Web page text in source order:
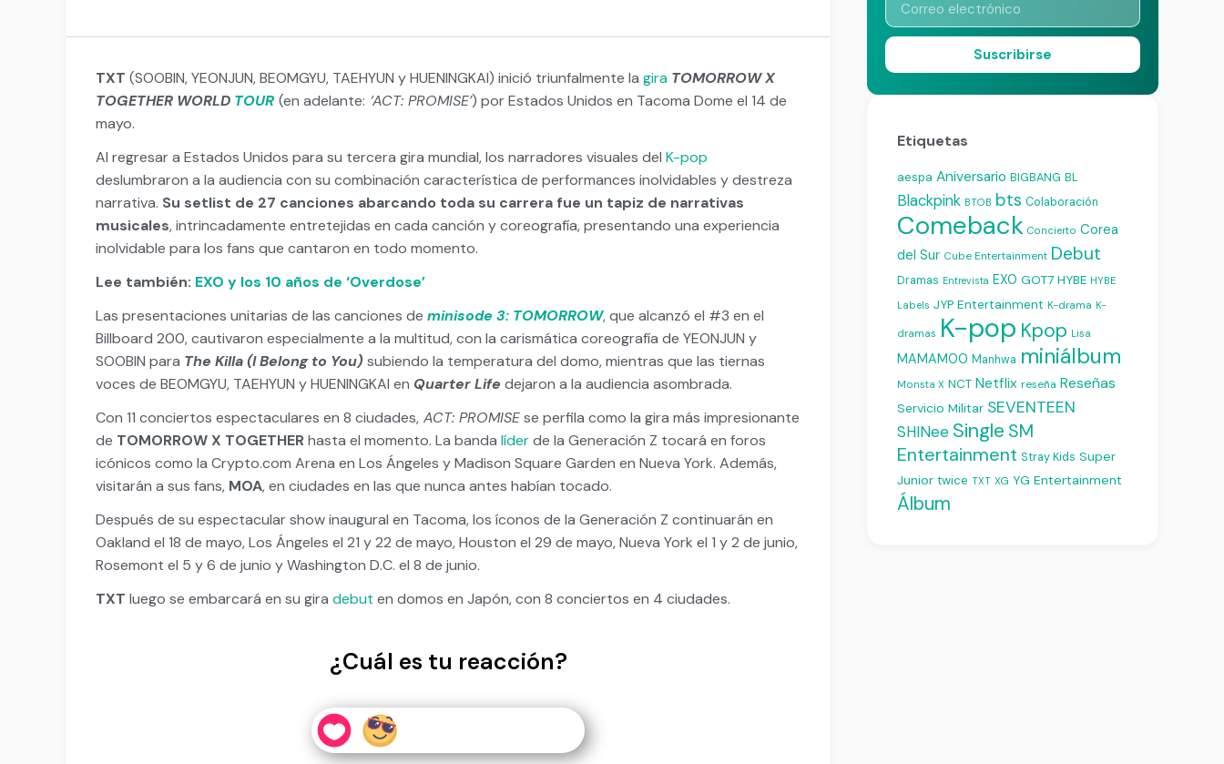
TXT (SOOBIN, YEONJUN, BEOMGYU, TAEHYUN y HUENINGKAI) inició triunfalmente la gira TOMORROW X
TOGETHER WORLD TOUR (en adelante: ‘ACT: PROMISE’) por Estados Unidos en Tacoma Dome el 14 de
mayo.
Al regresar a Estados Unidos para su tercera gira mundial, los narradores visuales del K-pop
deslumbraron a la audiencia con su combinación característica de performances inolvidables y destreza
narrativa. Su setlist de 27 canciones abarcando toda su carrera fue un tapiz de narrativas
musicales, intrincadamente entretejidas en cada canción y coreografía, presentando una experiencia
inolvidable para los fans que cantaron en todo momento.
Lee también: EXO y los 10 años de ‘Overdose’
Las presentaciones unitarias de las canciones de minisode 3: TOMORROW, que alcanzó el #3 en el
Billboard 200, cautivaron especialmente a la multitud, con la carismática coreografía de YEONJUN y
SOOBIN para The Killa (I Belong to You) subiendo la temperatura del domo, mientras que las tiernas
voces de BEOMGYU, TAEHYUN y HUENINGKAI en Quarter Life dejaron a la audiencia asombrada.
Con 11 conciertos espectaculares en 8 ciudades,ACT: PROMISEse perfila como la gira más impresionante
de TOMORROW X TOGETHERhasta el momento. La banda líderde la Generación Z tocará en foros
icónicos como la Crypto.com Arena en Los Ángeles y Madison Square Garden en Nueva York. Además,
visitarán a sus fans, MOA, en ciudades en las que nunca antes habían tocado.
Después de su espectacular show inaugural en Tacoma, los íconos de la Generación Z continuarán en
Oakland el 18 de mayo, Los Ángeles el 21 y 22 de mayo, Houston el 29 de mayo, Nueva York el 1 y 2 de junio,
Rosemont el 5 y 6 de junio y Washington D.C. el 8 de junio.
TXT luego se embarcará en su gira debut en domos en Japón, con 8 conciertos en 4 ciudades.
¿Cuál es tu reacción?
Suscribirse
Etiquetas
aespa Aniversario BIGBANG BL
Blackpink BTOB bts Colaboración
Comeback Concierto Corea
del Sur Cube Entertainment Debut
Dramas Entrevista EXO GOT7 HYBE HYBE
Labels JYP Entertainment K-drama K-
dramas K-pop Kpop Lisa
MAMAMOO Manhwa miniálbum
Monsta X NCT Netflix reseña Reseñas
Servicio Militar SEVENTEEN
SHINee Single SM
Entertainment Stray Kids Super
Junior twice TXT XG YG Entertainment
Álbum